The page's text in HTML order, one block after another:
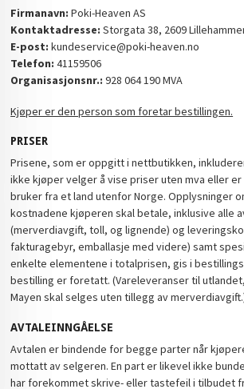
Firmanavn: Poki-Heaven AS
Kontaktadresse: Storgata 38, 2609
E-post: kundeservice@poki-heaven.no
Telefon: 41159506
Organisasjonsnr.: 928 064 190 MVA
Kjøper er den person som foretar bestillingen.
PRISER
Prisene, som er oppgitt i nettbutikken,
ikke kjøper velger å vise priser uten mva eller
bruker fra et land utenfor Norge. Opplysninger
kostnadene kjøperen skal betale, inklusive alle
(merverdiavgift, toll, og lignende) og
fakturagebyr, emballasje med videre) samt
enkelte elementene i totalprisen, gis i
bestilling er foretatt. (Vareleveranser til
Mayen skal selges uten tillegg av
AVTALEINNGÅELSE
Avtalen er bindende for begge parter når
mottatt av selgeren. En part er likevel ikke
har forekommet skrive- eller tastefeil i tilbudet